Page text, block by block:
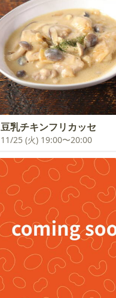
豆乳チキンフリカッセ
11/25 (火) 19:00〜20:00